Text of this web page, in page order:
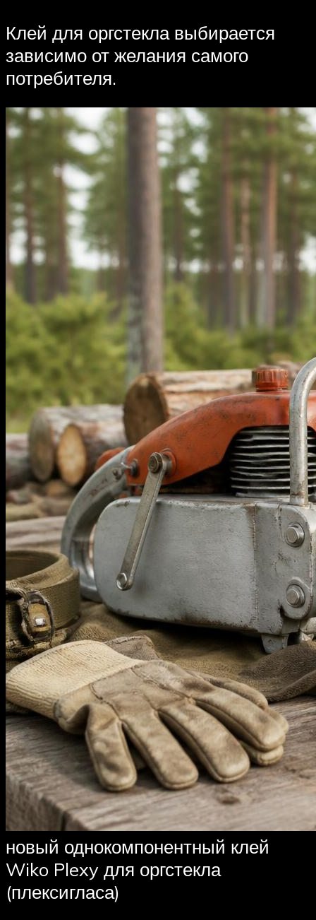
Клей для оргстекла выбирается
зависимо от желания самого
потребителя.
новый однокомпонентный клей
Wiko Plexy для оргстекла
(плексигласа)